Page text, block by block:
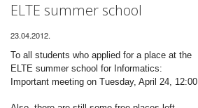
ELTE summer school
23.04.2012.
To all students who applied for a place at the
ELTE summer school for Informatics:
Important meeting on Tuesday, April 24, 12:00